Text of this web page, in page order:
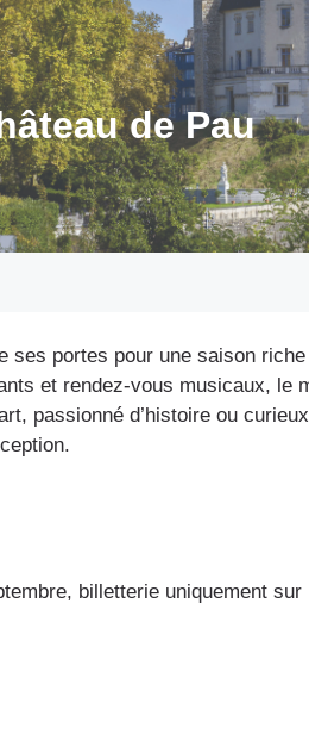
de Pau
ses portes pour une saison
et rendez-vous musicaux,
passionné d’histoire ou
billetterie uniquement sur